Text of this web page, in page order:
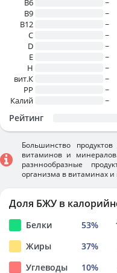
B6
~
B9
~
B12
~
C
~
D
~
E
~
H
~
вит.К
~
PP
~
Калий
~
Рейтинг
Большинство
витаминов и
разннообразные
организма в витаминах
Доля БЖУ в
Белки 53%
Жиры
37%
Углеводы
10%